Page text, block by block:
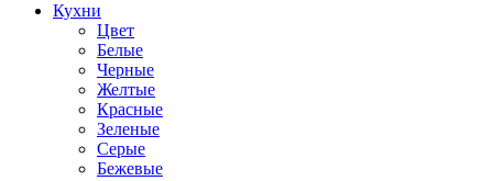
Кухни
Цвет
Белые
Черные
Желтые
Красные
Зеленые
Серые
Бежевые